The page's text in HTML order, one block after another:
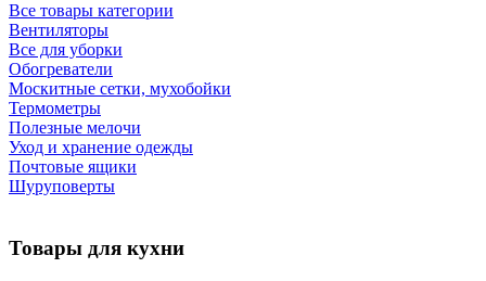
Все товары категории
Вентиляторы
Все для уборки
Обогреватели
Москитные сетки, мухобойки
Термометры
Полезные мелочи
Уход и хранение одежды
Почтовые ящики
Шуруповерты
Товары для кухни